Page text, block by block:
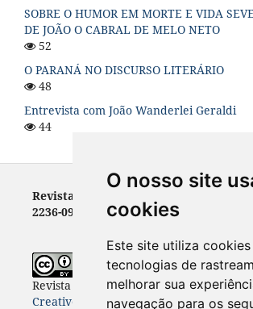
O nosso site
cookies
Este site utiliza
tecnologias de
melhorar sua
navegação para os
SOBRE O HUMOR EM MORTE E VIDA
DE JOÃO O CABRAL DE MELO NETO
52
O PARANÁ NO DISCURSO LITERÁRIO
48
Entrevista com João Wanderlei Geraldi
44
Revista Letras - ISSN 0100-0888
2236-0999 (versão eletrônica)
Revista Letrasestá licenciada com uma
Creative Commons Atribuição-